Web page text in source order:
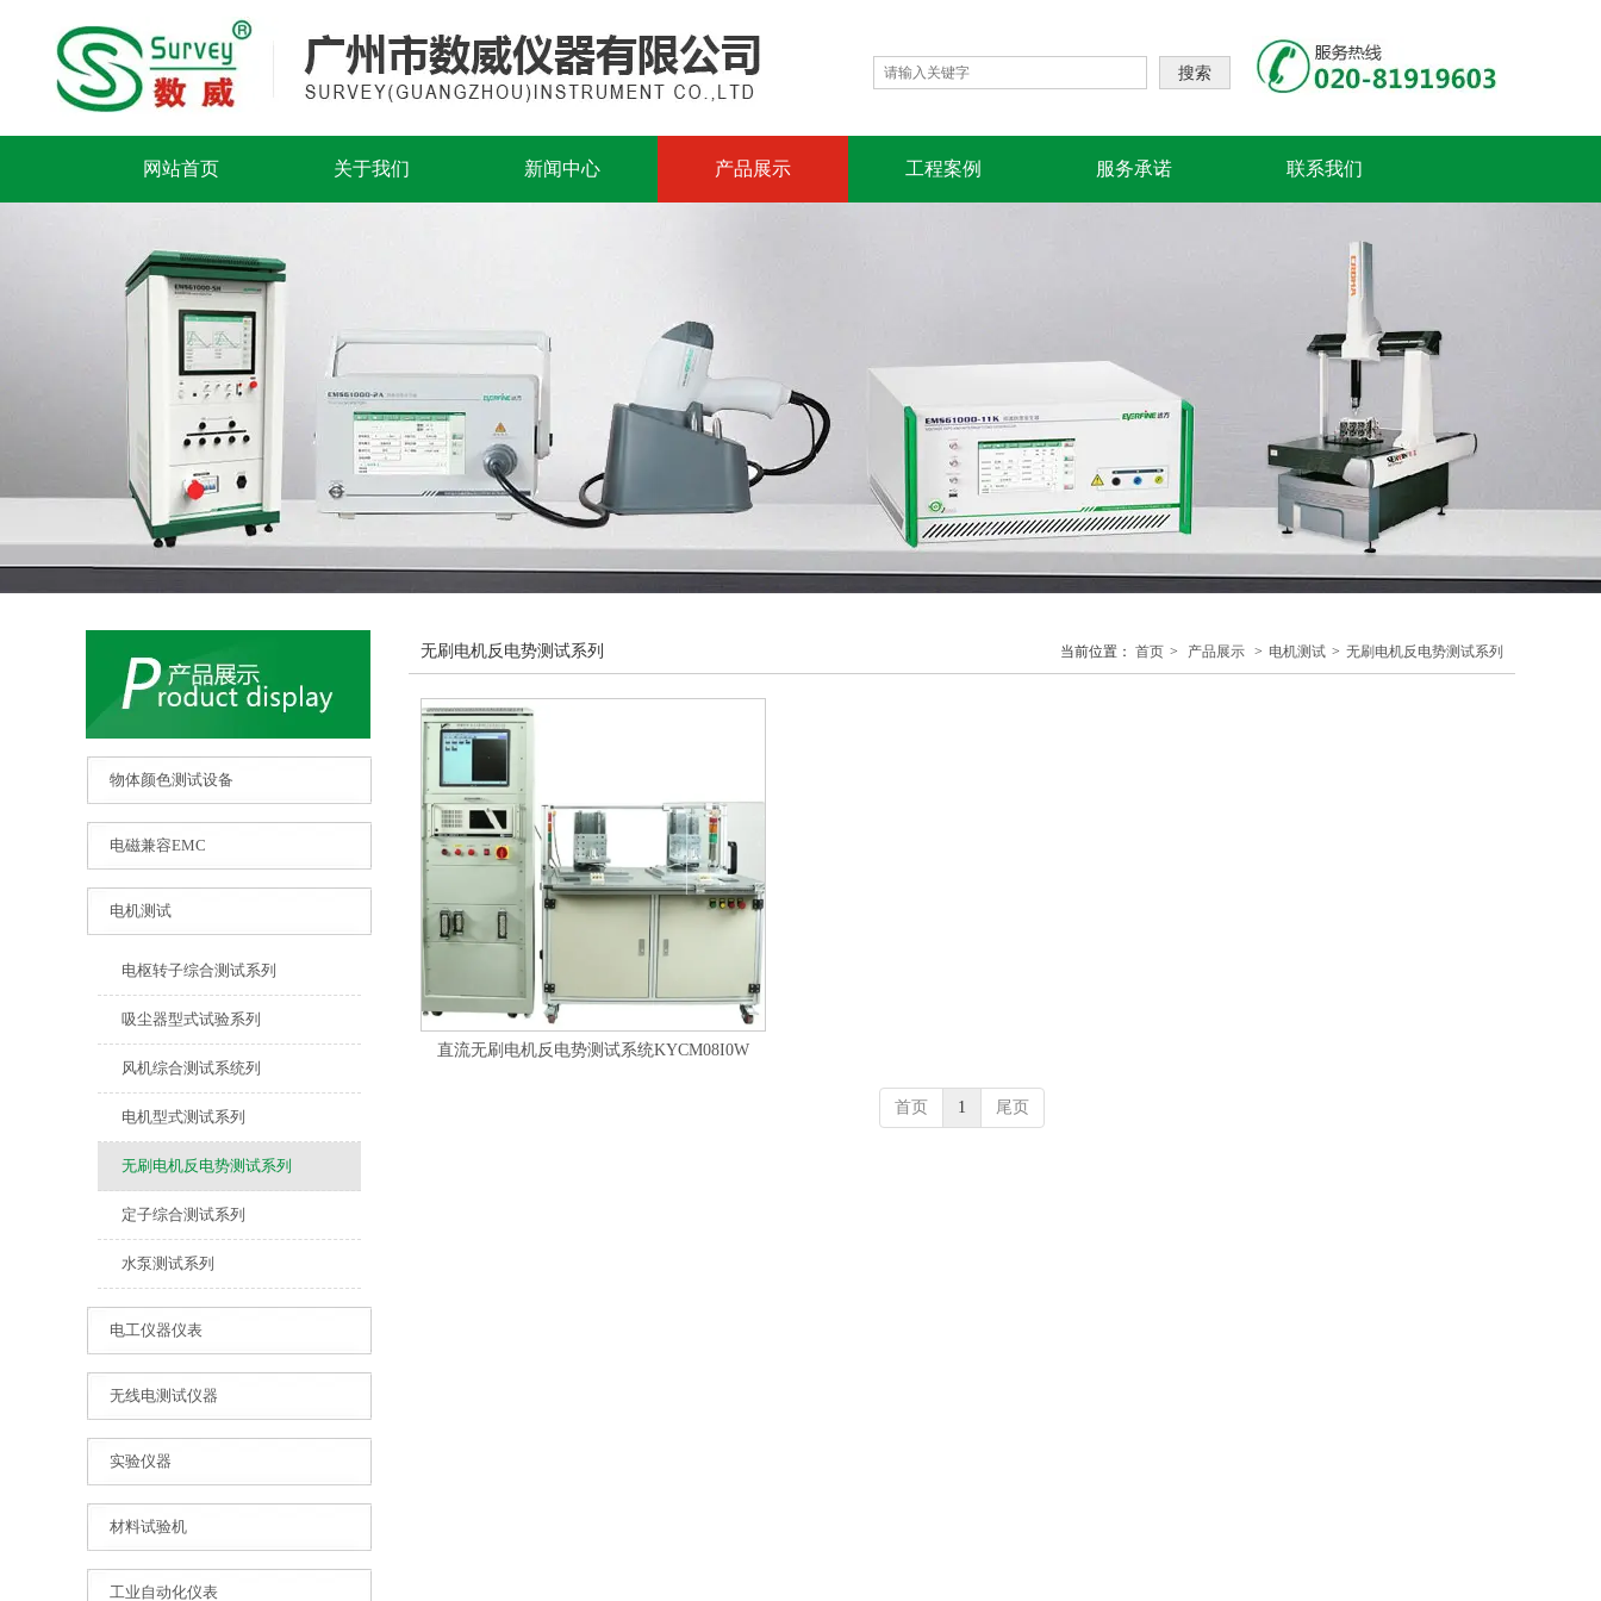
搜索
网站首页 关于我们 新闻中心 产品展示 工程案例 服务承诺 联系我们
物体颜色测试设备
电磁兼容EMC
电机测试
电枢转子综合测试系列
吸尘器型式试验系列
风机综合测试系统列
电机型式测试系列
无刷电机反电势测试系列
定子综合测试系列
水泵测试系列
电工仪器仪表
无线电测试仪器
实验仪器
材料试验机
工业自动化仪表
无刷电机反电势测试系列 当前位置： 首页 > 产品展示 > 电机测试 > 无刷电机反电势测试系列
直流无刷电机反电势测试系统KYCM08I0W
首页 1 尾页